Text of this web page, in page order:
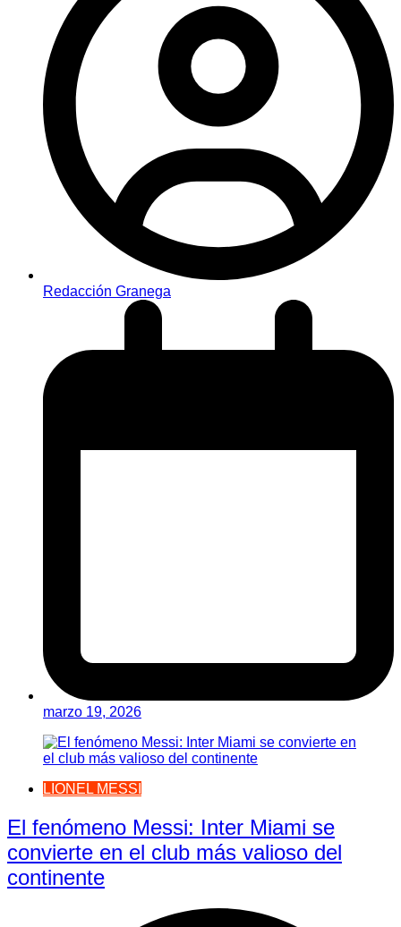
Redacción Granega
marzo 19, 2026
LIONEL MESSI
El fenómeno Messi: Inter Miami se
convierte en el club más valioso del
continente